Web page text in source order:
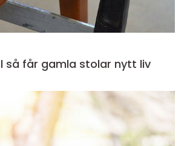
Renovera stol så får gamla stolar nytt liv